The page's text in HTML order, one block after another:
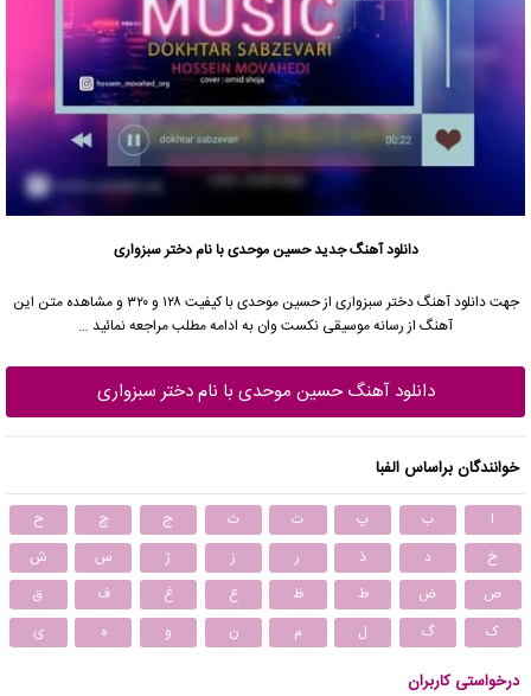
دانلود آهنگ جدیدحسین موحدیبا نام دختر سبزواری
جهت دانلود آهنگ دختر سبزواری ازحسین موحدی
با کیفیت ۱۲۸ و ۳۲۰ و مشاهده متن این
آهنگ از رسانه موسیقی نکست وان به ادامه مطلب مراجعه نمائید …
دانلود آهنگ حسین موحدی با نام دختر سبزواری
خوانندگان براساس الفبا
ا ب پ ت ث ج چ
ح
خ
د ذ ر ز ژ س
ش
ص
ض ط ظ ع غ ف
ق
ک
گ ل م ن و ه ی
درخواستی کاربران